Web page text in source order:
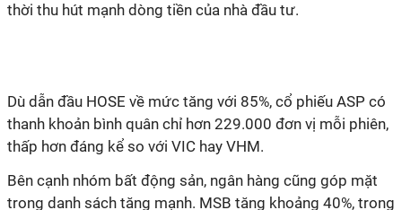
thời thu hút mạnh dòng tiền của nhà đầu tư.
Dù dẫn đầu HOSE về mức tăng với 85%, cổ phiếu ASP có
thanh khoản bình quân chỉ hơn 229.000 đơn vị mỗi phiên,
thấp hơn đáng kể so với VIC hay VHM.
Bên cạnh nhóm bất động sản, ngân hàng cũng góp mặt
trong danh sách tăng mạnh. MSB tăng khoảng 40%, trong